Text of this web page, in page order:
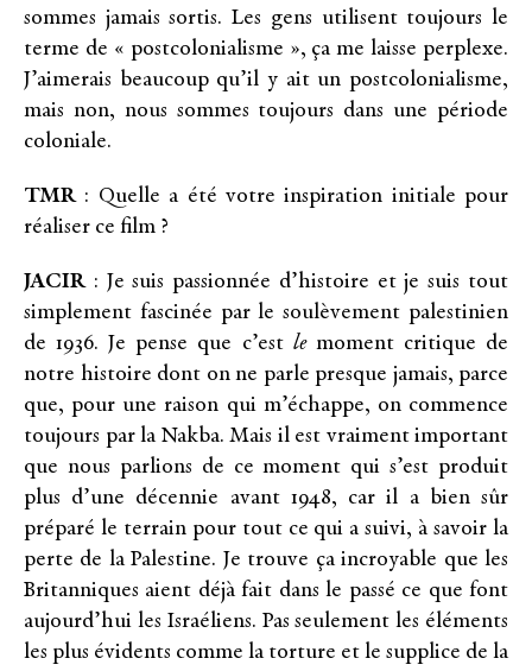
sommes jamais sortis. Les gens utilisent toujours le
terme de « postcolonialisme », ça me laisse perplexe.
J’aimerais beaucoup qu’il y ait un postcolonialisme,
mais non, nous sommes toujours dans une période
coloniale.
TMR: Quelle a été votre inspiration initiale pour
réaliser ce film ?
JACIR: Je suis passionnée d’histoire et je suis tout
simplement fascinée par le soulèvement palestinien
de 1936. Je pense que c’est lemoment critique de
notre histoire dont on ne parle presque jamais, parce
que, pour une raison qui m’échappe, on commence
toujours par la Nakba. Mais il est vraiment important
que nous parlions de ce moment qui s’est produit
plus d’une décennie avant 1948, car il a bien sûr
préparé le terrain pour tout ce qui a suivi, à savoir la
perte de la Palestine. Je trouve ça incroyable que les
Britanniques aient déjà fait dans le passé ce que font
aujourd’hui les Israéliens. Pas seulement les éléments
les plus évidents comme la torture et le supplice de la